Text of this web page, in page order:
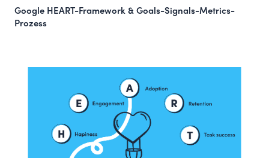
Google HEART-Framework & Goals-Signals-Metrics-
Prozess